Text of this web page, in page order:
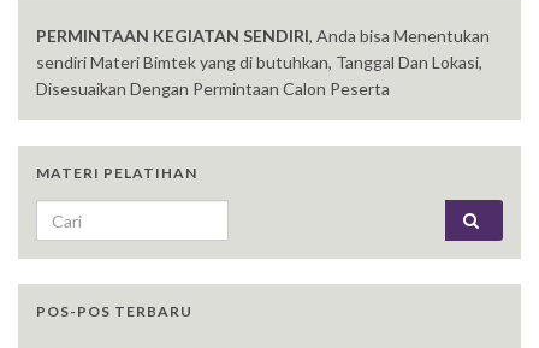
PERMINTAAN KEGIATAN SENDIRI, Anda bisa Menentukan
sendiri Materi Bimtek yang di butuhkan, Tanggal Dan Lokasi,
Disesuaikan Dengan Permintaan Calon Peserta
MATERI PELATIHAN
Search for:
POS-POS TERBARU